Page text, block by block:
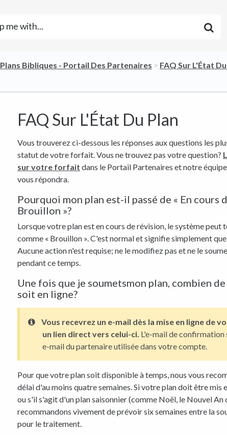
​Plans Bibliques - Portail Des Partenaires ​ > ​ ​FAQ Sur L'État
FAQ Sur L'État Du Plan
Vous trouverez ci-dessous les réponses aux questions les
statut de votre forfait. Vous ne trouvez pas votre question?
sur votre forfait dans le Portail Partenaires et notre
vous répondra.
Pourquoi mon plan est-il passé de « En cours
Brouillon »?
Lorsque votre plan est en cours de révision, le système
comme « Brouillon ». C'est normal et signifie simplement
Aucune action n'est requise; ne le modifiez pas et ne le
pendant ce temps.
Une fois que je soumetsmon plan, combien
soit en ligne?
Vous recevrez un e-mail dès la mise en ligne de
un lien direct vers celui-ci. L'e-mail de confirmation
e-mail du partenaire utilisée dans votre compte.
Pour que votre plan soit disponible à temps, nous vous
délai d'au moins quatre semaines. Si votre plan doit être mis
ou s'il s'agit d'un plan saisonnier (comme Noël, le Nouvel An
recommandons vivement de prévoir six semaines entre la
pour le traitement.